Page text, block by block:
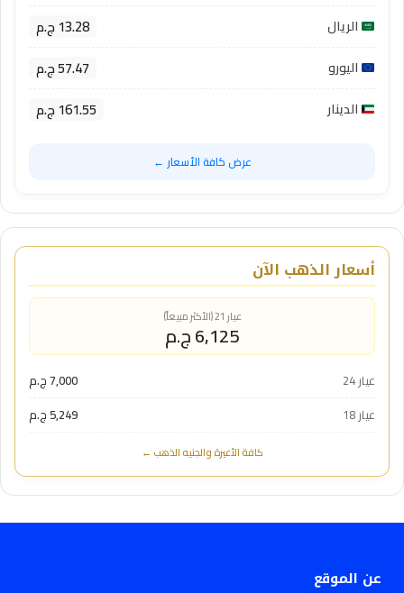
الريال 13.28 ج.م
اليورو 57.47 ج.م
الدينار 161.55 ج.م
عرض كافة الأسعار ←
أسعار الذهب الآن
عيار 21 (الأكثر مبيعاً)
6,125 ج.م
عيار 24
7,000 ج.م
عيار 18
5,249 ج.م
كافة الأعيرة والجنيه الذهب ←
عن الموقع